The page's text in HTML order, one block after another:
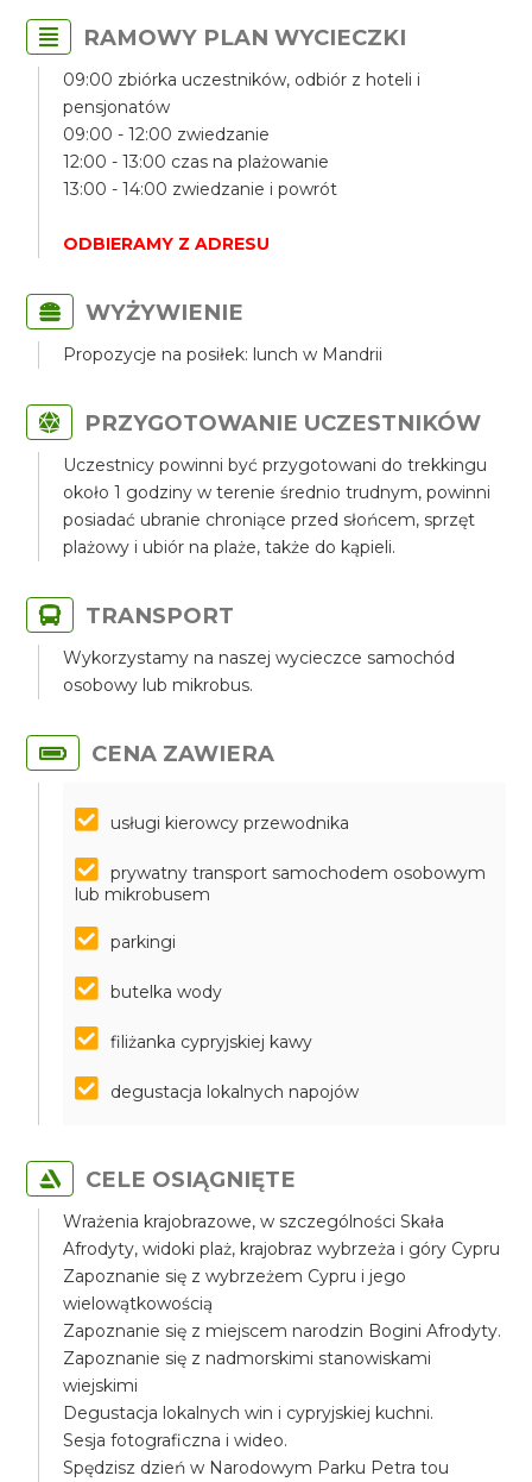
RAMOWY PLAN WYCIECZKI
09:00 zbiórka uczestników, odbiór z hoteli i
pensjonatów
09:00 - 12:00 zwiedzanie
12:00 - 13:00 czas na plażowanie
13:00 - 14:00 zwiedzanie i powrót
ODBIERAMY Z ADRESU
WYŻYWIENIE
Propozycje na posiłek: lunch w Mandrii
PRZYGOTOWANIE UCZESTNIKÓW
Uczestnicy powinni być przygotowani do trekkingu
około 1 godziny w terenie średnio trudnym, powinni
posiadać ubranie chroniące przed słońcem, sprzęt
plażowy i ubiór na plaże, także do kąpieli.
TRANSPORT
Wykorzystamy na naszej wycieczce samochód
osobowy lub mikrobus.
CENA ZAWIERA
usługi kierowcy przewodnika
prywatny transport samochodem osobowym
lub mikrobusem
parkingi
butelka wody
filiżanka cypryjskiej kawy
degustacja lokalnych napojów
CELE OSIĄGNIĘTE
Wrażenia krajobrazowe, w szczególności Skała
Afrodyty, widoki plaż, krajobraz wybrzeża i góry Cypru
Zapoznanie się z wybrzeżem Cypru i jego
wielowątkowością
Zapoznanie się z miejscem narodzin Bogini Afrodyty.
Zapoznanie się z nadmorskimi stanowiskami
wiejskimi
Degustacja lokalnych win i cypryjskiej kuchni.
Sesja fotograficzna i wideo.
Spędzisz dzień w Narodowym Parku Petra tou